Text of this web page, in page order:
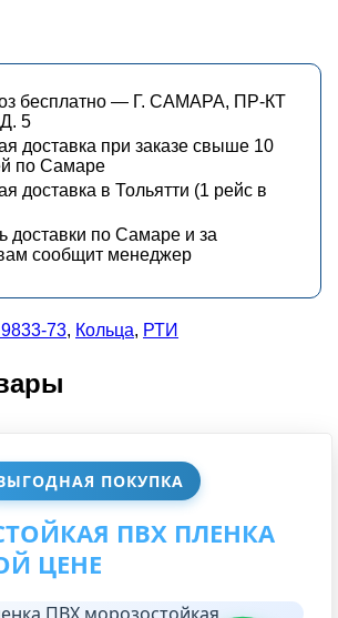
ПОКУПКА
ПВХ ПЛЕНКА
ЦЕНЕ
бесплатно — Г. САМАРА, ПР-КТ
5
доставка при заказе свыше 10
по Самаре
доставка в Тольятти (1 рейс в
доставки по Самаре и за
сообщит менеджер
73, Кольца, РТИ